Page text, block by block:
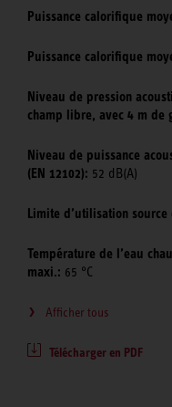
Puissance calorifique
Puissance calorifique
Niveau de pression
champ libre, avec 4 m de
Niveau de puissance
(EN 12102): 52 dB(A)
Limite d’utilisation
Température de l’eau
maxi.: 65 °C
Afficher tous
Télécharger en PDF